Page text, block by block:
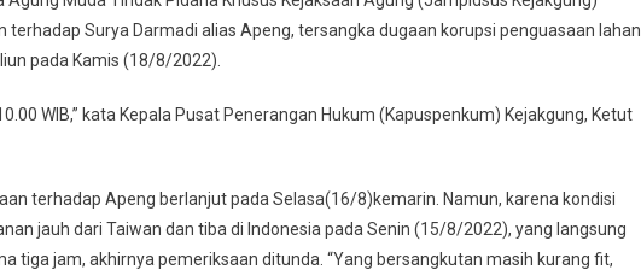
Surya Darmadi alias Apeng, tersangka dugaan korupsi penguasaan lahan
pada Kamis (18/8/2022).
WIB,” kata Kepala Pusat Penerangan Hukum (Kapuspenkum) Kejakgung, Ketut
terhadap Apeng berlanjut pada Selasa(16/8)kemarin. Namun, karena kondisi
jauh dari Taiwan dan tiba di Indonesia pada Senin (15/8/2022), yang langsung
tiga jam, akhirnya pemeriksaan ditunda. “Yang bersangkutan masih kurang fit,